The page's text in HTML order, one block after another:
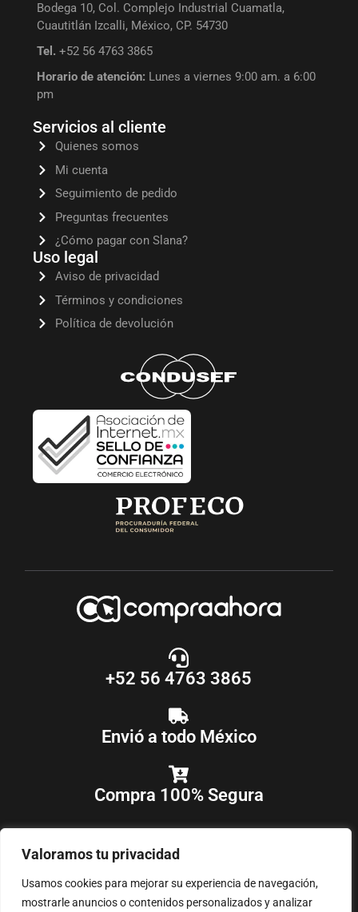
Valoramos tu privacidad
Usamos cookies para mejorar su experiencia de navegación,
mostrarle anuncios o contenidos personalizados y analizar
Bodega 10, Col. Complejo Industrial Cuamatla,
Cuautitlán Izcalli, México, CP. 54730
Tel. +52 56 4763 3865
Horario de atención: Lunes a viernes 9:00 am. a 6:00
pm
Servicios al cliente
Quienes somos
Mi cuenta
Seguimiento de pedido
Preguntas frecuentes
¿Cómo pagar con Slana?
Uso legal
Aviso de privacidad
Términos y condiciones
Política de devolución
+52 56 4763 3865
Envió a todo México
Compra 100% Segura